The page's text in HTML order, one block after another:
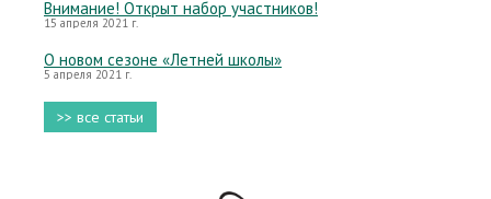
Внимание! Открыт набор участников!
15 апреля 2021 г.
О новом сезоне «Летней школы»
5 апреля 2021 г.
>> все статьи